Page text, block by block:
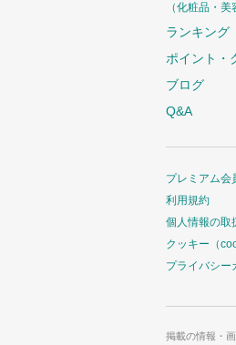
（化粧品・美
ランキング
ポイント・
ブログ
Q&A
プレミアム会
利用規約
個人情報の取
クッキー（
プライバシー
掲載の情報・